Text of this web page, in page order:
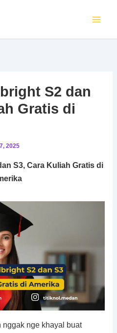
S2 dan
Gratis di
2025
S3, Cara Kuliah Gratis di
nggak nge khayal buat